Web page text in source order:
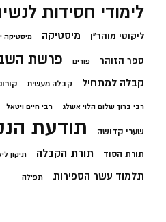
לימודי חסידות
ליקוטי מוהר"ן מיסטיקה מיסטיקה
ספר הזוהר פורים פרשת
קבלה למתחיל קבלה מעשית
רבי ברוך שלום הלוי אשלג רבי חיים ויטאל
שערי קדושה תודעת
תורת הסוד תורת הקבלה תיקון
תלמוד עשר הספירות תפילה